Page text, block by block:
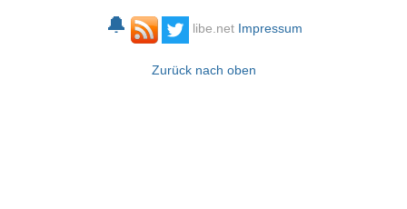
🔔 libe.net Impressum
Zurück nach oben